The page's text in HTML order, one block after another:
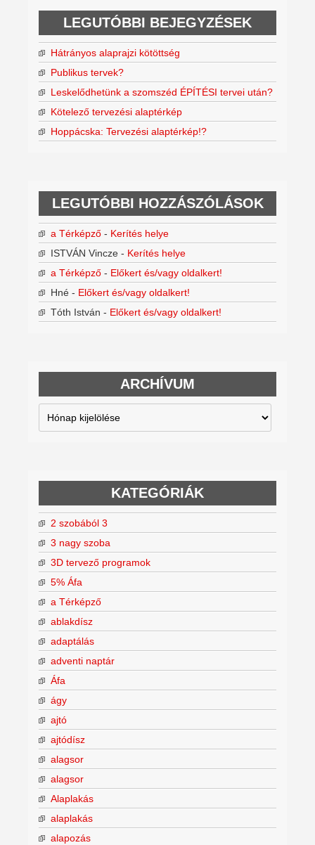
LEGUTÓBBI BEJEGYZÉSEK
Hátrányos alaprajzi kötöttség
Publikus tervek?
Leskelődhetünk a szomszéd ÉPÍTÉSI tervei után?
Kötelező tervezési alaptérkép
Hoppácska: Tervezési alaptérkép!?
LEGUTÓBBI HOZZÁSZÓLÁSOK
a Térképző - Kerítés helye
ISTVÁN Vincze - Kerítés helye
a Térképző - Előkert és/vagy oldalkert!
Hné - Előkert és/vagy oldalkert!
Tóth István - Előkert és/vagy oldalkert!
ARCHÍVUM
Archívum
KATEGÓRIÁK
2 szobából 3
3 nagy szoba
3D tervező programok
5% Áfa
a Térképző
ablakdísz
adaptálás
adventi naptár
Áfa
ágy
ajtó
ajtódísz
alagsor
alagsor
Alaplakás
alaplakás
alapozás